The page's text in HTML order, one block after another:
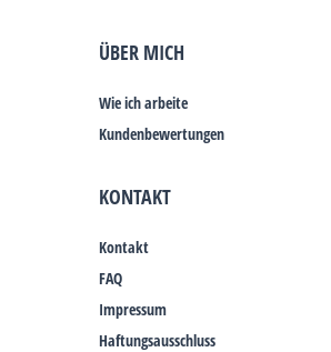
ÜBER MICH
Wie ich arbeite
Kundenbewertungen
KONTAKT
Kontakt
FAQ
Impressum
Haftungsausschluss